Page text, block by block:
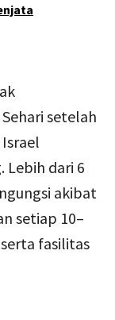
setelah
Lebih dari 6
akibat
setiap 10–
fasilitas